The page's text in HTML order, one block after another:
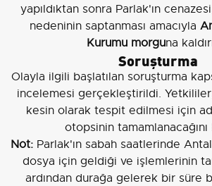
yapıldıktan sonra Parlak'ın
nedeninin saptanması amacıyla
Kurumu morguna
Soruşturma
Olayla ilgili başlatılan soruşturma
incelemesi gerçekleştirildi.
kesin olarak tespit edilmesi için
otopsinin
Not: Parlak'ın sabah saatlerinde
dosya için geldiği ve işlemlerinin
ardından durağa gelerek bir süre